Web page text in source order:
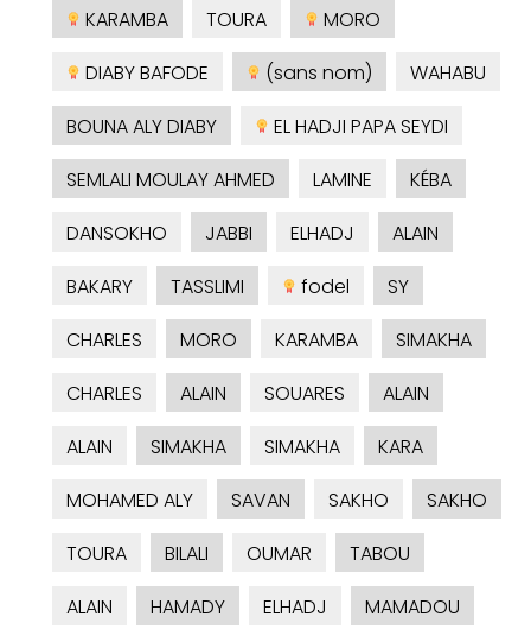
KARAMBA
TOURA
MORO
DIABY BAFODE
(sans nom)
WAHABU
BOUNA ALY DIABY
EL HADJI PAPA SEYDI
SEMLALI MOULAY AHMED
LAMINE
KÉBA
DANSOKHO
JABBI ELHADJ
ALAIN
BAKARY
TASSLIMI fodel
SY
CHARLES
MORO KARAMBA
SIMAKHA
CHARLES
ALAIN SOUARES
ALAIN
ALAIN
SIMAKHA SIMAKHA
KARA
MOHAMED ALY
SAVAN SAKHO
SAKHO
TOURA
BILALI OUMAR
TABOU
ALAIN
HAMADY ELHADJ
MAMADOU